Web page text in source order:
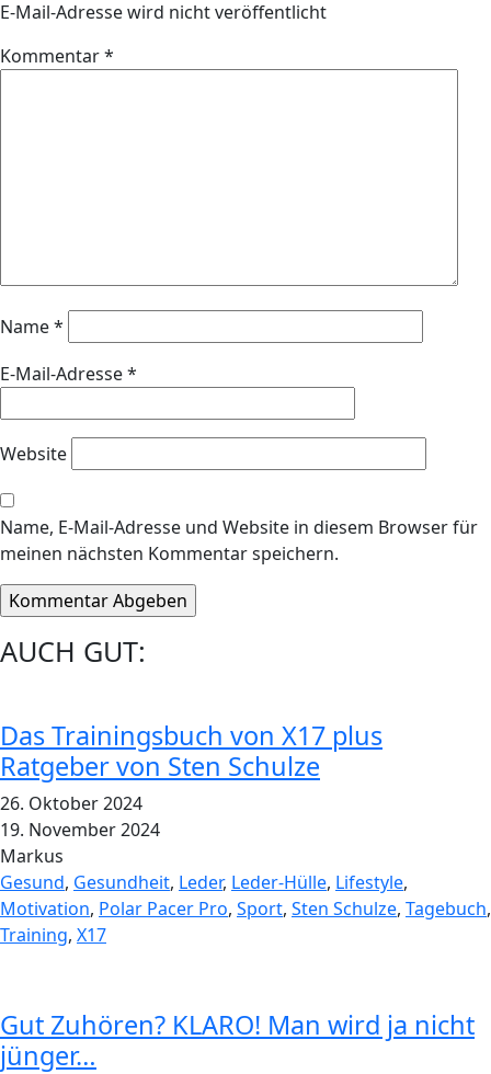
E-Mail-Adresse wird nicht veröffentlicht
Kommentar*
Name*
E-Mail-Adresse*
Website
Name, E-Mail-Adresse und Website in diesem Browser für
meinen nächsten Kommentar speichern.
AUCH GUT:
Das Trainingsbuch von X17 plus
Ratgeber von Sten Schulze
26. Oktober 2024
19. November 2024
Markus
Gesund, Gesundheit, Leder, Leder-Hülle, Lifestyle,
Motivation, Polar Pacer Pro, Sport, Sten Schulze, Tagebuch,
Training, X17
Gut Zuhören? KLARO! Man wird ja nicht
jünger…